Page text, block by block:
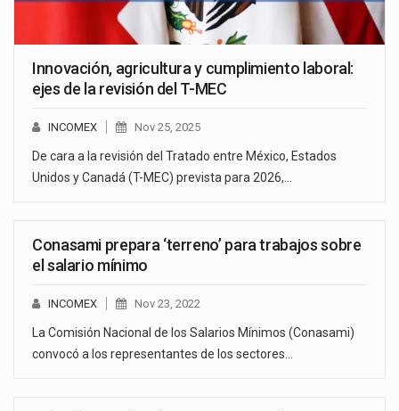
Innovación, agricultura y cumplimiento laboral:
ejes de la revisión del T-MEC
INCOMEX Nov 25, 2025
De cara a la revisión del Tratado entre México, Estados
Unidos y Canadá (T-MEC) prevista para 2026,…
Conasami prepara ‘terreno’ para trabajos sobre
el salario mínimo
INCOMEX Nov 23, 2022
La Comisión Nacional de los Salarios Mínimos (Conasami)
convocó a los representantes de los sectores…